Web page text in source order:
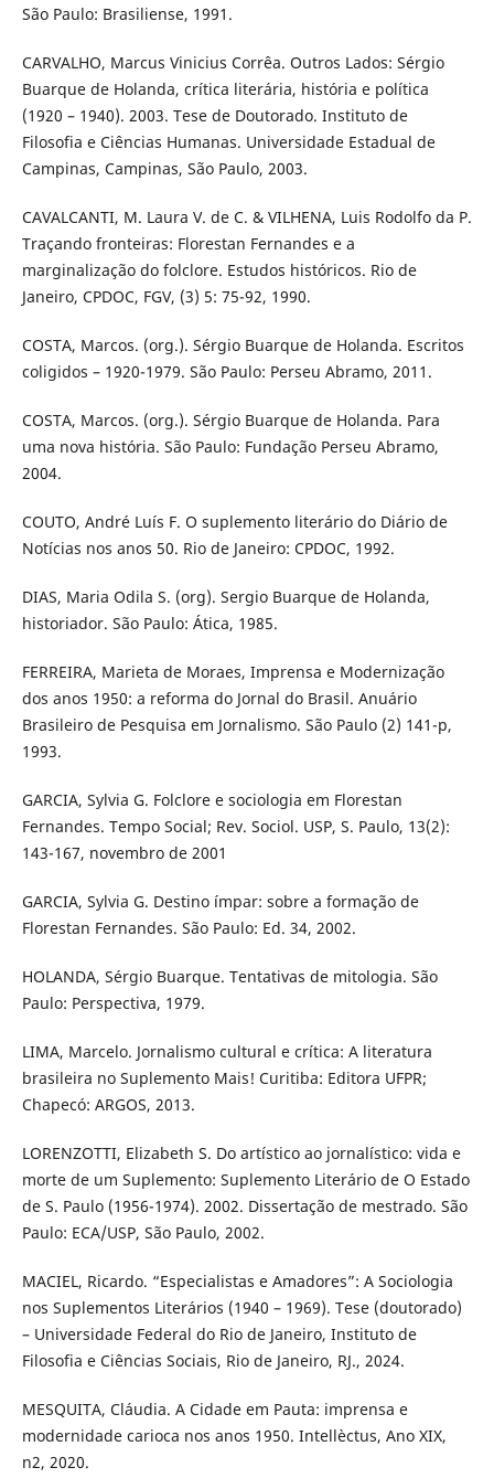
São Paulo: Brasiliense, 1991.
CARVALHO, Marcus Vinicius Corrêa. Outros Lados: Sérgio
Buarque de Holanda, crítica literária, história e política
(1920 – 1940). 2003. Tese de Doutorado. Instituto de
Filosofia e Ciências Humanas. Universidade Estadual de
Campinas, Campinas, São Paulo, 2003.
CAVALCANTI, M. Laura V. de C. & VILHENA, Luis Rodolfo da P.
Traçando fronteiras: Florestan Fernandes e a
marginalização do folclore. Estudos históricos. Rio de
Janeiro, CPDOC, FGV, (3) 5: 75-92, 1990.
COSTA, Marcos. (org.). Sérgio Buarque de Holanda. Escritos
coligidos – 1920-1979. São Paulo: Perseu Abramo, 2011.
COSTA, Marcos. (org.). Sérgio Buarque de Holanda. Para
uma nova história. São Paulo: Fundação Perseu Abramo,
2004.
COUTO, André Luís F. O suplemento literário do Diário de
Notícias nos anos 50. Rio de Janeiro: CPDOC, 1992.
DIAS, Maria Odila S. (org). Sergio Buarque de Holanda,
historiador. São Paulo: Ática, 1985.
FERREIRA, Marieta de Moraes, Imprensa e Modernização
dos anos 1950: a reforma do Jornal do Brasil. Anuário
Brasileiro de Pesquisa em Jornalismo. São Paulo (2) 141-p,
1993.
GARCIA, Sylvia G. Folclore e sociologia em Florestan
Fernandes. Tempo Social; Rev. Sociol. USP, S. Paulo, 13(2):
143-167, novembro de 2001
GARCIA, Sylvia G. Destino ímpar: sobre a formação de
Florestan Fernandes. São Paulo: Ed. 34, 2002.
HOLANDA, Sérgio Buarque. Tentativas de mitologia. São
Paulo: Perspectiva, 1979.
LIMA, Marcelo. Jornalismo cultural e crítica: A literatura
brasileira no Suplemento Mais! Curitiba: Editora UFPR;
Chapecó: ARGOS, 2013.
LORENZOTTI, Elizabeth S. Do artístico ao jornalístico: vida e
morte de um Suplemento: Suplemento Literário de O Estado
de S. Paulo (1956-1974). 2002. Dissertação de mestrado. São
Paulo: ECA/USP, São Paulo, 2002.
MACIEL, Ricardo. “Especialistas e Amadores”: A Sociologia
nos Suplementos Literários (1940 – 1969). Tese (doutorado)
– Universidade Federal do Rio de Janeiro, Instituto de
Filosofia e Ciências Sociais, Rio de Janeiro, RJ., 2024.
MESQUITA, Cláudia. A Cidade em Pauta: imprensa e
modernidade carioca nos anos 1950. Intellèctus, Ano XIX,
n2, 2020.